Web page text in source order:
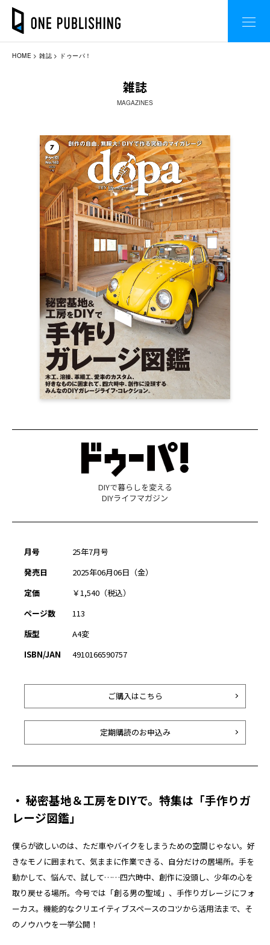
HOME 雑誌 ドゥーパ！
雑誌
MAGAZINES
DIYで暮らしを変える
DIYライフマガジン
月号
25年7月号
発売日
2025年06月06日（金）
定価
￥1,540（税込）
ページ数
113
版型
A4変
ISBN/JAN
4910166590757
ご購入はこちら
定期購読のお申込み
・ 秘密基地＆工房をDIYで。特集は「手作りガ
レージ図鑑」
僕らが欲しいのは、ただ車やバイクをしまうための空間じゃない。好
きなモノに囲まれて、気ままに作業できる、自分だけの居場所。手を
動かして、悩んで、試して……四六時中、創作に没頭し、少年の心を
取り戻せる場所。今号では「創る男の聖域」、手作りガレージにフォ
ーカス。機能的なクリエイティブスペースのコツから活用法まで、そ
のノウハウを一挙公開！